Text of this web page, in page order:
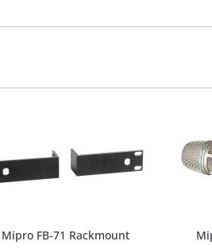
Mipro FB-71 Rackmount